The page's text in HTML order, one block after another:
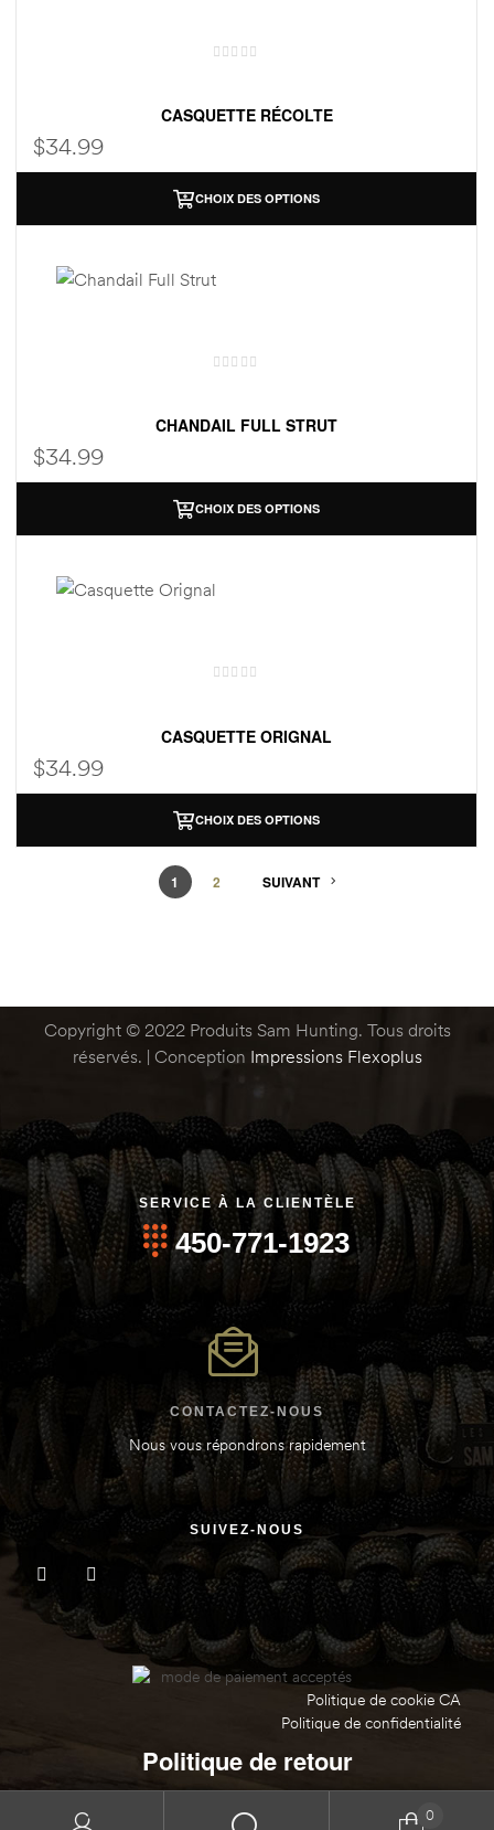
CASQUETTE RÉCOLTE
$34.99
CHOIX DES OPTIONS
CHANDAIL FULL STRUT
$34.99
CHOIX DES OPTIONS
CASQUETTE ORIGNAL
$34.99
CHOIX DES OPTIONS
1 2 SUIVANT
Copyright © 2022 Produits Sam Hunting. Tous droits
réservés. | Conception Impressions Flexoplus
SERVICE À LA CLIENTÈLE
450-771-1923
CONTACTEZ-NOUS
Nous vous répondrons rapidement
SUIVEZ-NOUS
Politique de cookie CA
Politique de confidentialité
Politique de retour
0